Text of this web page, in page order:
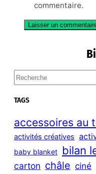
commentaire.
S
e
a
c
h
TAGS
accessoires au
activités créatives
baby blanket bilan
carton châle ciné